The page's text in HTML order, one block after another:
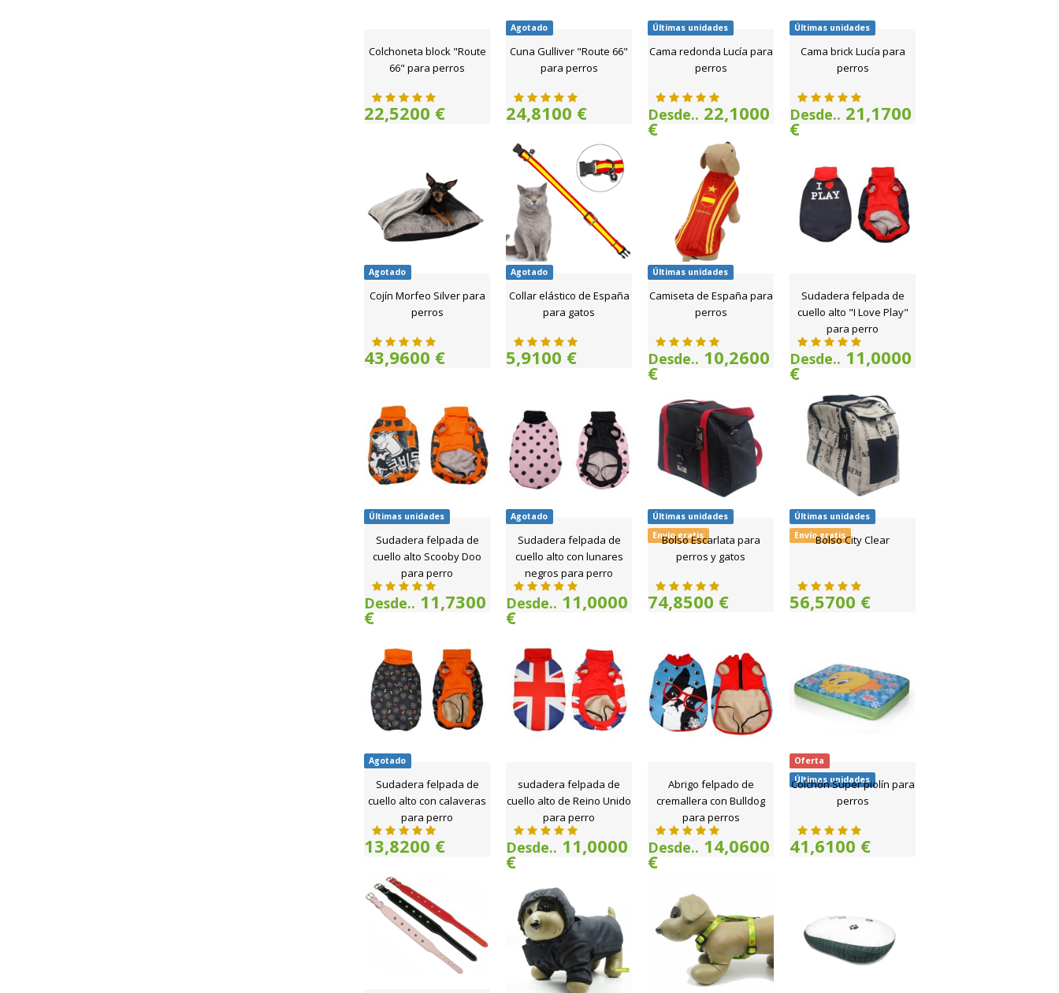
Colchoneta block "Route
66" para perros
22,5200 €
Agotado
Cuna Gulliver "Route 66"
para perros
24,8100 €
Últimas unidades
Cama redonda Lucía para
perros
Desde.. 22,1000
€
Últimas unidades
Cama brick Lucía para
perros
Desde.. 21,1700
€
Agotado
Cojín Morfeo Silver para
perros
43,9600 €
Agotado
Collar elástico de España
para gatos
5,9100 €
Últimas unidades
Camiseta de España para
perros
Desde.. 10,2600
€
Sudadera felpada de
cuello alto "I Love Play"
para perro
Desde.. 11,0000
€
Últimas unidades
Sudadera felpada de
cuello alto Scooby Doo
para perro
Desde.. 11,7300
€
Agotado
Sudadera felpada de
cuello alto con lunares
negros para perro
Desde.. 11,0000
€
Últimas unidades
Envío gratis
Bolso Escarlata para
perros y gatos
74,8500 €
Últimas unidades
Envío gratis
Bolso City Clear
56,5700 €
Agotado
Sudadera felpada de
cuello alto con calaveras
para perro
13,8200 €
sudadera felpada de
cuello alto de Reino Unido
para perro
Desde.. 11,0000
€
Abrigo felpado de
cremallera con Bulldog
para perros
Desde.. 14,0600
€
Oferta
Últimas unidades
Colchón Super piolín para
perros
41,6100 €